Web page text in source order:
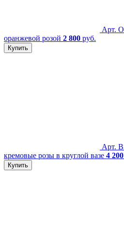
Арт.
оранжевой розой 2 800 руб.
Купить
Арт.
кремовые розы в круглой вазе 4 200
Купить